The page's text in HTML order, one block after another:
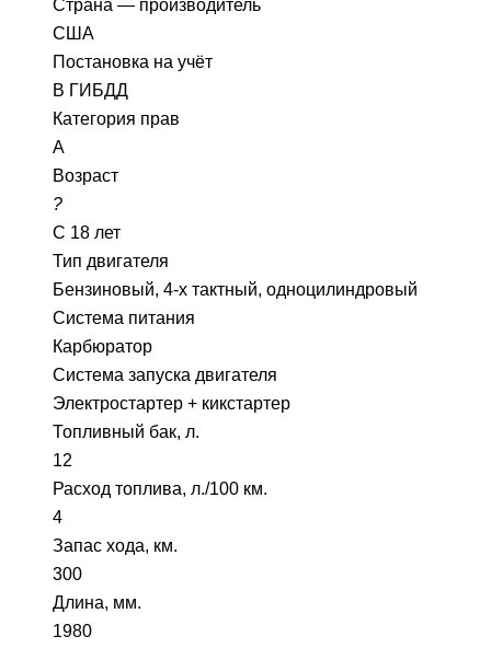
Страна — производитель
США
Постановка на учёт
В ГИБДД
Категория прав
А
Возраст
?
С 18 лет
Тип двигателя
Бензиновый, 4-х тактный, одноцилиндровый
Система питания
Карбюратор
Система запуска двигателя
Электростартер + кикстартер
Топливный бак, л.
12
Расход топлива, л./100 км.
4
Запас хода, км.
300
Длина, мм.
1980